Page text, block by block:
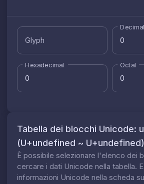
Glyph
Decimal
Hexadecimal Octal
Tabella dei blocchi Unicode:
(U+undefined ~ U+undefined)
È possibile selezionare l'elenco dei
cercare i dati Unicode nella tabella.
informazioni Unicode nella scheda